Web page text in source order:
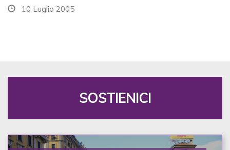
10 Luglio 2005
SOSTIENICI